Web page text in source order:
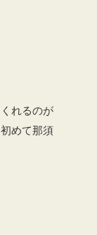
れるのが
めて那須